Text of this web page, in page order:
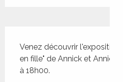
Venez découvrir l'exposition
en fille" de Annick et Annick.
à 18h00.